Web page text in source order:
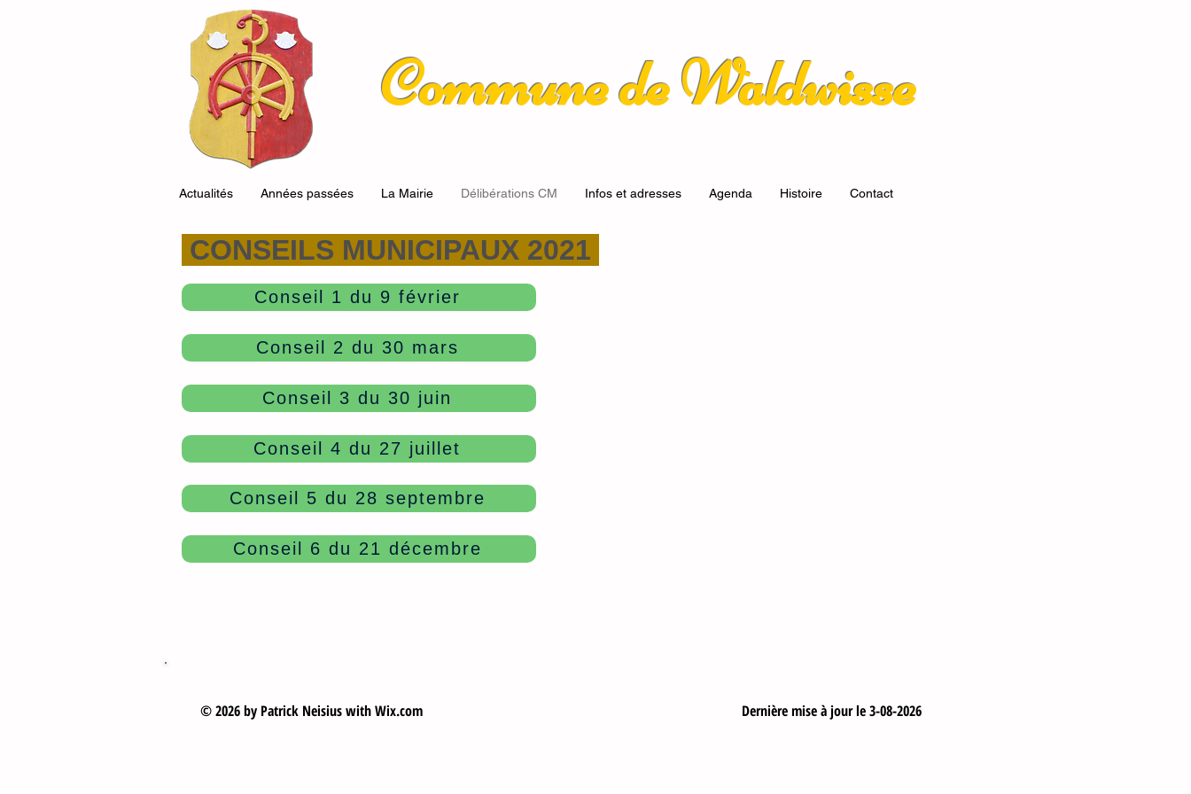
Commune de Waldwisse
Actualités Années passées La Mairie Délibérations CM Infos et adresses Agenda Histoire Contact
CONSEILS MUNICIPAUX 2021
Conseil 1 du 9 février
Conseil 2 du 30 mars
Conseil 3 du 30 juin
Conseil 4 du 27 juillet
Conseil 5 du 28 septembre
Conseil 6 du 21 décembre
© 2026 by Patrick Neisius withWix.com Dernière mise à jour le 3-08-2026